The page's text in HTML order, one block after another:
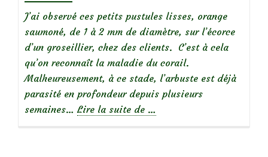
J’ai observé ces petits pustules lisses, orange
saumoné, de 1 à 2 mm de diamètre, sur l’écorce
d’un groseillier, chez des clients. C’est à cela
qu’on reconnaît la maladie du corail.
Malheureusement, à ce stade, l’arbuste est déjà
parasité en profondeur depuis plusieurs
semaines… Lire la suite de …